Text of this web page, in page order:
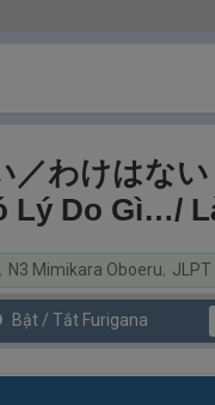
／わけはな
Lý Do Gì…/
, N3 Mimikara Oboeru, JLPT
Bật / Tắt Furigana